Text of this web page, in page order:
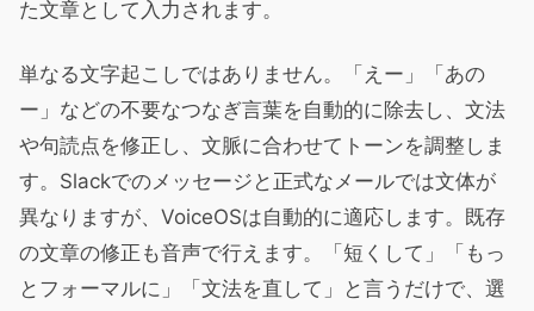
た文章として入力されます。
単なる文字起こしではありません。「えー」「あの
ー」などの不要なつなぎ言葉を自動的に除去し、文法
や句読点を修正し、文脈に合わせてトーンを調整しま
す。Slackでのメッセージと正式なメールでは文体が
異なりますが、VoiceOSは自動的に適応します。既存
の文章の修正も音声で行えます。「短くして」「もっ
とフォーマルに」「文法を直して」と言うだけで、選